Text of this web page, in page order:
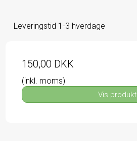
Leveringstid 1-3 hverdage
150,00 DKK
(inkl. moms)
Vis produkt